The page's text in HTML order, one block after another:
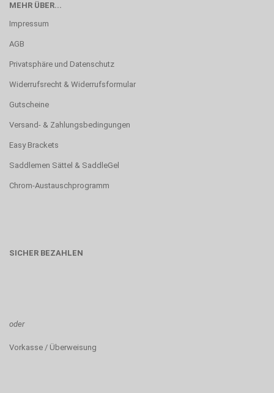
MEHR ÜBER...
Impressum
AGB
Privatsphäre und Datenschutz
Widerrufsrecht & Widerrufsformular
Gutscheine
Versand- & Zahlungsbedingungen
Easy Brackets
Saddlemen Sättel & SaddleGel
Chrom-Austauschprogramm
SICHER BEZAHLEN
oder
Vorkasse / Überweisung